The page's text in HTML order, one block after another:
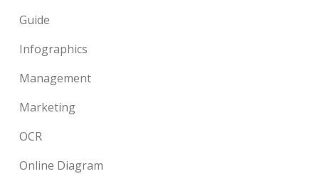
Guide
Infographics
Management
Marketing
OCR
Online Diagram